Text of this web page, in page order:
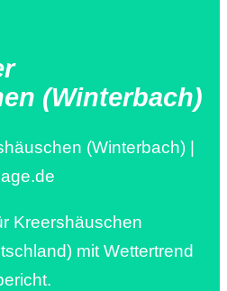
(Winterbach)
(Winterbach) |
Kreershäuschen
mit Wettertrend